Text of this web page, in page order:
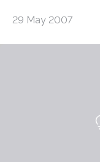
29 May 2007